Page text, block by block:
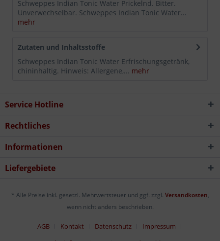
Schweppes Indian Tonic Water Prickelnd. Bitter.
Unverwechselbar. Schweppes Indian Tonic Water...
mehr
Zutaten und Inhaltsstoffe
Schweppes Indian Tonic Water Erfrischungsgetränk,
chininhaltig. Hinweis: Allergene,... mehr
Service Hotline
Rechtliches
Informationen
Liefergebiete
* Alle Preise inkl. gesetzl. Mehrwertsteuer und ggf. zzgl. Versandkosten,
wenn nicht anders beschrieben.
AGB Kontakt Datenschutz
Impressum